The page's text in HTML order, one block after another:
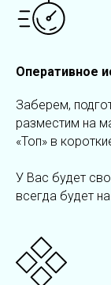
Оперативное
Заберем,
разместим на
«Топ» в
У Вас будет
всегда будет